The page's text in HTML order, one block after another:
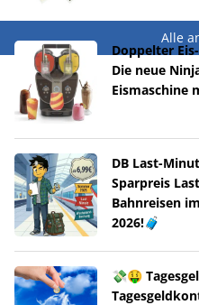
Alle
Doppelter
Die neue
Eismaschine
DB Last-
Sparpreis
Bahnreisen
2026!🧳
💸🤑